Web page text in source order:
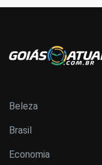
Beleza
Brasil
Economia